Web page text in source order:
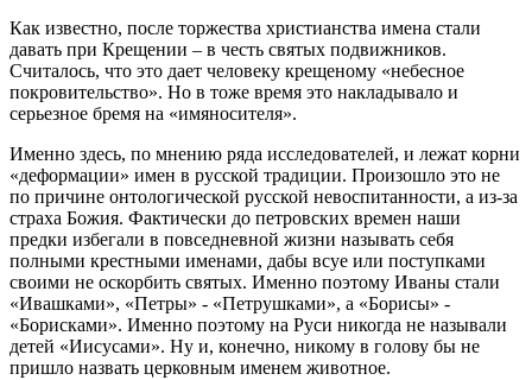
Как известно, после торжества христианства имена стали
давать при Крещении – в честь святых подвижников.
Считалось, что это дает человеку крещеному «небесное
покровительство». Но в тоже время это накладывало и
серьезное бремя на «имяносителя».
Именно здесь, по мнению ряда исследователей, и лежат корни
«деформации» имен в русской традиции. Произошло это не
по причине онтологической русской невоспитанности, а из-за
страха Божия. Фактически до петровских времен наши
предки избегали в повседневной жизни называть себя
полными крестными именами, дабы всуе или поступками
своими не оскорбить святых. Именно поэтому Иваны стали
«Ивашками», «Петры» - «Петрушками», а «Борисы» -
«Борисками». Именно поэтому на Руси никогда не называли
детей «Иисусами». Ну и, конечно, никому в голову бы не
пришло назвать церковным именем животное.